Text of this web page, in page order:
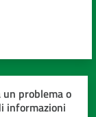
un problema o
informazioni